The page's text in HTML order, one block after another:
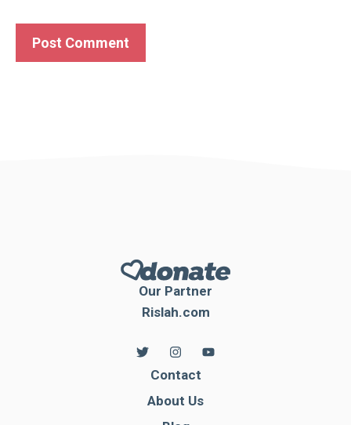
Our Partner
Rislah.com
Contact
About Us